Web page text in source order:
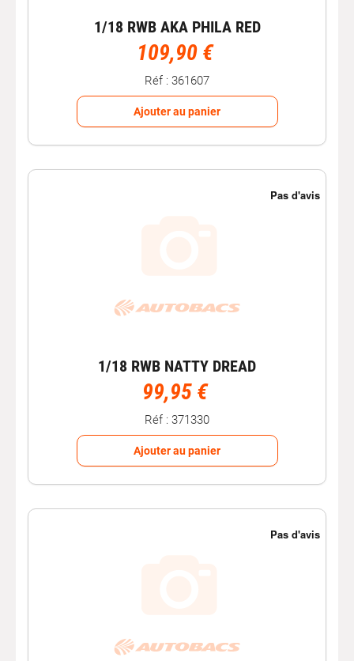
1/18 RWB AKA PHILA RED
109,90 €
Réf : 361607
Ajouter au panier
1/18 RWB NATTY DREAD
99,95 €
Réf : 371330
Ajouter au panier